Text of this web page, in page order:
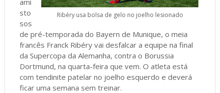
Ribéry usa bolsa de gelo no joelho lesionado
sto
sos
de pré-temporada do Bayern de Munique, o meia
francês Franck Ribéry vai desfalcar a equipe na final
da Supercopa da Alemanha, contra o Borussia
Dortmund, na quarta-feira que vem. O atleta está
com tendinite patelar no joelho esquerdo e deverá
ficar uma semana sem treinar.